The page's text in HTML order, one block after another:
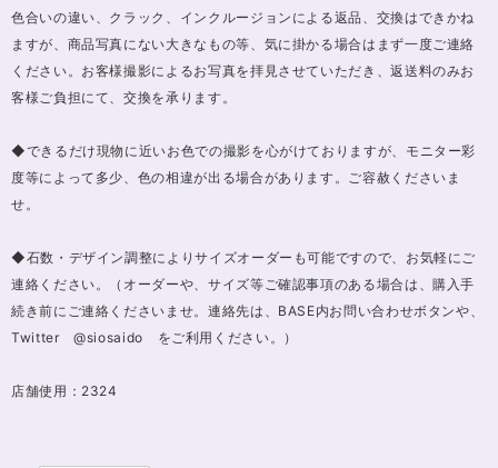
色合いの違い、クラック、インクルージョンによる返品、交換はできかね
ますが、商品写真にない大きなもの等、気に掛かる場合はまず一度ご連絡
ください。お客様撮影によるお写真を拝見させていただき、返送料のみお
客様ご負担にて、交換を承ります。
◆できるだけ現物に近いお色での撮影を心がけておりますが、モニター彩
度等によって多少、色の相違が出る場合があります。ご容赦くださいま
せ。
◆石数・デザイン調整によりサイズオーダーも可能ですので、お気軽にご
連絡ください。（オーダーや、サイズ等ご確認事項のある場合は、購入手
続き前にご連絡くださいませ。連絡先は、BASE内お問い合わせボタンや、
Twitter @siosaido をご利用ください。）
店舗使用：2324